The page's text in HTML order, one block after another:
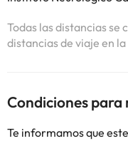
Todas las distancias se
distancias de viaje en
Condiciones para
Te informamos que